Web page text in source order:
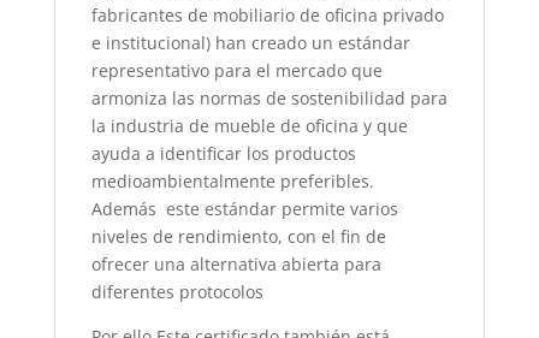
fabricantes de mobiliario de oficina privado
e institucional) han creado un estándar
representativo para el mercado que
armoniza las normas de sostenibilidad para
la industria de mueble de oficina y que
ayuda a identificar los productos
medioambientalmente preferibles.
Además este estándar permite varios
niveles de rendimiento, con el fin de
ofrecer una alternativa abierta para
diferentes protocolos